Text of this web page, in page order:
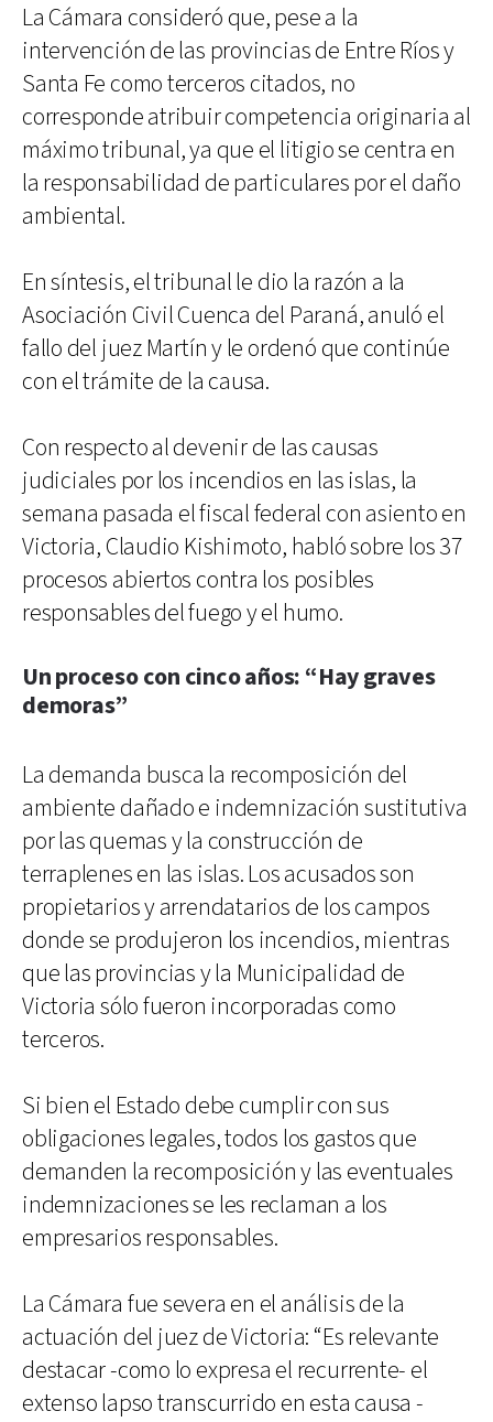
La Cámara consideró que, pese a la
intervención de las provincias de Entre Ríos y
Santa Fe como terceros citados, no
corresponde atribuir competencia originaria al
máximo tribunal, ya que el litigio se centra en
la responsabilidad de particulares por el daño
ambiental.
En síntesis, el tribunal le dio la razón a la
Asociación Civil Cuenca del Paraná, anuló el
fallo del juez Martín y le ordenó que continúe
con el trámite de la causa.
Con respecto al devenir de las causas
judiciales por los incendios en las islas, la
semana pasada el fiscal federal con asiento en
Victoria, Claudio Kishimoto, habló sobre los 37
procesos abiertos contra los posibles
responsables del fuego y el humo.
Un proceso con cinco años: “Hay graves
demoras”
La demanda busca la recomposición del
ambiente dañado e indemnización sustitutiva
por las quemas y la construcción de
terraplenes en las islas. Los acusados son
propietarios y arrendatarios de los campos
donde se produjeron los incendios, mientras
que las provincias y la Municipalidad de
Victoria sólo fueron incorporadas como
terceros.
Si bien el Estado debe cumplir con sus
obligaciones legales, todos los gastos que
demanden la recomposición y las eventuales
indemnizaciones se les reclaman a los
empresarios responsables.
La Cámara fue severa en el análisis de la
actuación del juez de Victoria: “Es relevante
destacar -como lo expresa el recurrente- el
extenso lapso transcurrido en esta causa -